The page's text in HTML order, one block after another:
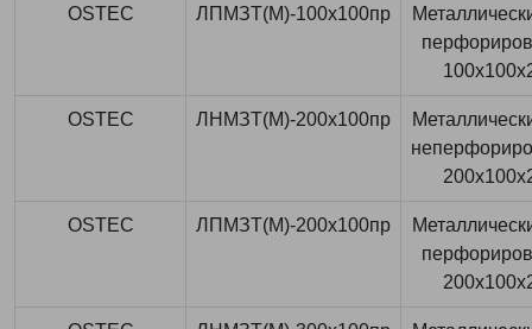
OSTEC ЛПМЗТ(М)-100x100пр
OSTEC ЛНМЗТ(М)-200x100пр
OSTEC ЛПМЗТ(М)-200x100пр